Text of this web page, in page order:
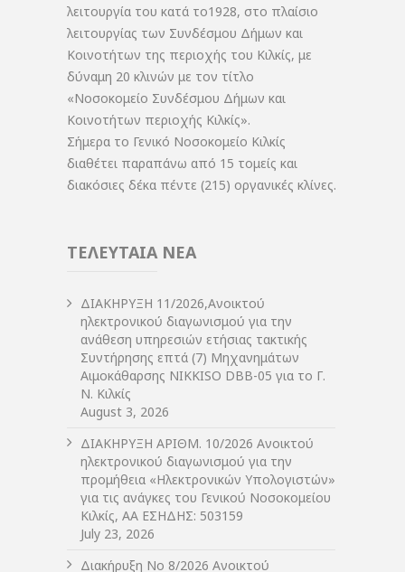
λειτουργία του κατά το1928, στο πλαίσιο
λειτουργίας των Συνδέσμου Δήμων και
Κοινοτήτων της περιοχής του Κιλκίς, με
δύναμη 20 κλινών με τον τίτλο
«Νοσοκομείο Συνδέσμου Δήμων και
Κοινοτήτων περιοχής Κιλκίς».
Σήμερα το Γενικό Νοσοκομείο Κιλκίς
διαθέτει παραπάνω από 15 τομείς και
διακόσιες δέκα πέντε (215) οργανικές κλίνες.
ΤΕΛΕΥΤΑΙΑ ΝΕΑ
ΔIΑΚΗΡΥΞΗ 11/2026,Ανοικτού
ηλεκτρονικού διαγωνισμού για την
ανάθεση υπηρεσιών ετήσιας τακτικής
Συντήρησης επτά (7) Μηχανημάτων
Αιμοκάθαρσης NIKKISO DBB-05 για το Γ.
Ν. Κιλκίς
August 3, 2026
ΔIΑΚΗΡΥΞΗ ΑΡIΘΜ. 10/2026 Ανοικτού
ηλεκτρονικού διαγωνισμού για την
προμήθεια «Ηλεκτρονικών Υπολογιστών»
για τις ανάγκες του Γενικού Νοσοκομείου
Κιλκίς, ΑΑ ΕΣΗΔΗΣ: 503159
July 23, 2026
Διακήρυξη Νο 8/2026 Ανοικτού